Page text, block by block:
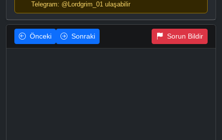
Telegram: @Lordgrim_01 ulaşabilir
Önceki Sonraki Sorun Bildir